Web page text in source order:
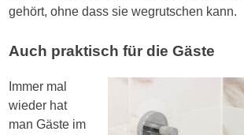
gehört, ohne dass sie wegrutschen kann.
Auch praktisch für die Gäste
Immer mal
wieder hat
man Gäste im